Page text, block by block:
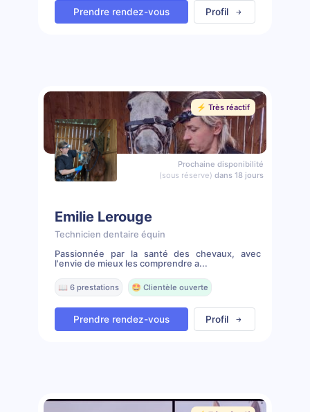
Prendre rendez-vous Profil
⚡️ Très réactif
Prochaine disponibilité
(sous réserve) dans 18 jours
Emilie Lerouge
Technicien dentaire équin
Passionnée par la santé des chevaux, avec
l'envie de mieux les comprendre a...
📖 6 prestations 🤩 Clientèle ouverte
Prendre rendez-vous Profil